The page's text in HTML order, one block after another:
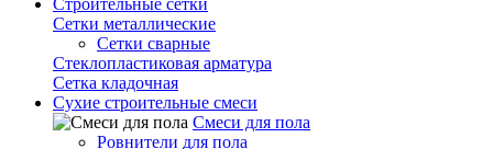
Строительные сетки
Сетки металлические
Сетки сварные
Стеклопластиковая арматура
Сетка кладочная
Сухие строительные смеси
Смеси для пола
Ровнители для пола